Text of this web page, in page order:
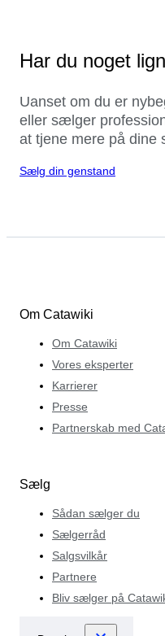
Har du noget
Uanset om du er
eller sælger
at tjene mere på dine
Sælg din genstand
Om Catawiki
Om Catawiki
Vores eksperter
Karrierer
Presse
Partnerskab med
Sælg
Sådan sælger du
Sælgerråd
Salgsvilkår
Partnere
Bliv sælger på